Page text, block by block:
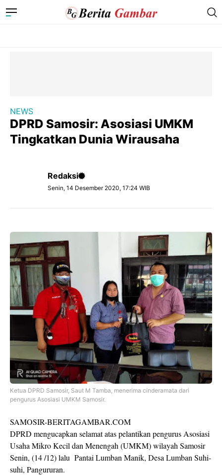
NEWS
DPRD Samosir: Asosiasi UMKM
Tingkatkan Dunia Wirausaha
Redaksi
Senin, 14 Desember 2020, 17:24 WIB
Ketua DPRD Samosir, Saut M Tamba, menerima cinderamata dari
pengurus Asosiasi UMKM Samosir.
SAMOSIR-BERITAGAMBAR.COM
DPRD mengucapkan selamat atas pelantikan pengurus Asosiasi
Usaha Mikro Kecil dan Menengah (UMKM) wilayah Samosir
Senin, (14 /12) lalu Pantai Lumban Manik, Desa Lumban Suhi-
suhi, Pangururan.